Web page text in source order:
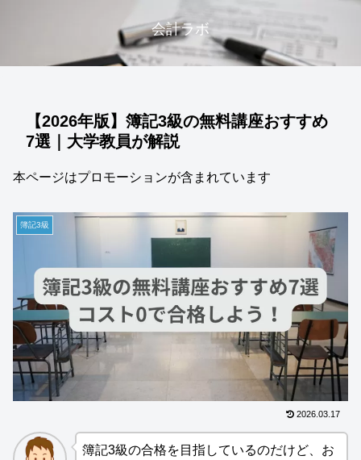
会計ラボ
【2026年版】簿記3級の無料講座おすすめ
7選｜大学教員が解説
本ページはプロモーションが含まれています
簿記3級
2026.03.17
簿記3級の合格を目指しているのだけど、お